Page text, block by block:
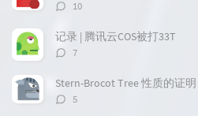
评
数：
10
记录 | 腾讯云COS被打33T
评
数：
7
Stern-Brocot Tree 性质的证明
评
5